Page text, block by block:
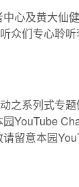
心及黄大仙
众们专心聆
之系列式专
YouTube
留意本园